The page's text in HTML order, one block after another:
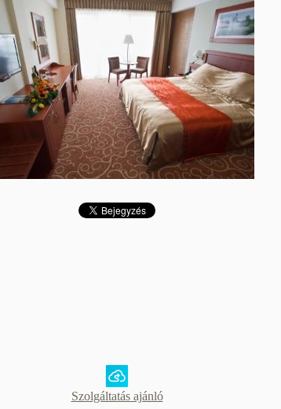
Szolgáltatás ajánló